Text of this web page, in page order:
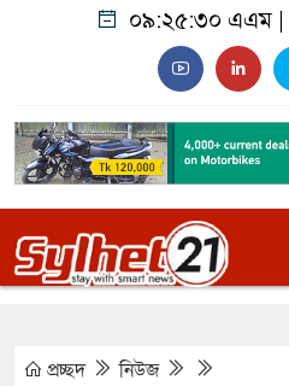
০৯:২৫:৩১ এএম|
প্রচ্ছদ নিউজ